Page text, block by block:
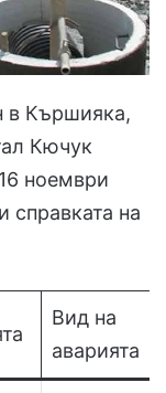
в Кършияка,
Кючук
ноември
справката на
Вид на
аварията